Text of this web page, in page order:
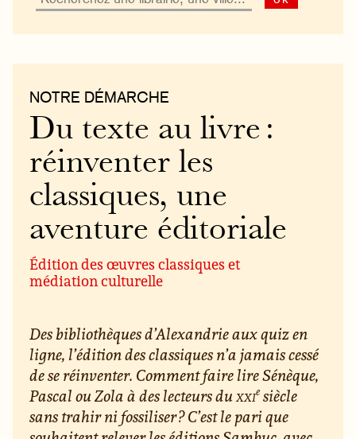
NOTRE DÉMARCHE
Du texte au livre :
réinventer les
classiques, une
aventure éditoriale
Édition des œuvres classiques et
médiation culturelle
Des bibliothèques d’Alexandrie aux quiz en
ligne, l’édition des classiques n’a jamais cessé
de se réinventer. Comment faire lire Sénèque,
Pascal ou Zola à des lecteurs duxxie siècle
sans trahir ni fossiliser ? C’est le pari que